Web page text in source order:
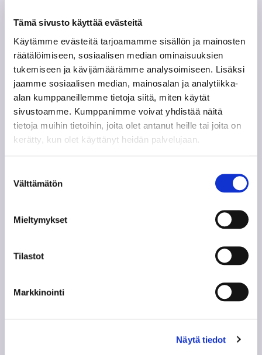
Tämä sivusto käyttää evästeitä
Käytämme evästeitä tarjoamamme sisällön ja mainosten
räätälöimiseen, sosiaalisen median ominaisuuksien
tukemiseen ja kävijämäärämme analysoimiseen. Lisäksi
jaamme sosiaalisen median, mainosalan ja analytiikka-
alan kumppaneillemme tietoja siitä, miten käytät
sivustoamme. Kumppanimme voivat yhdistää näitä
tietoja muihin tietoihin, joita olet antanut heille tai joita on
kerätty, kun olet käyttänyt heidän palvelujaan.
valinta
Välttämätön
Mieltymykset
Tilastot
Markkinointi
Näytä tiedot
Digisairaala
by MEDI Connection Oy
e-Fax. 0103249640
Y-tunnus: 2489119-4
PL 1, 42101 Jämsä